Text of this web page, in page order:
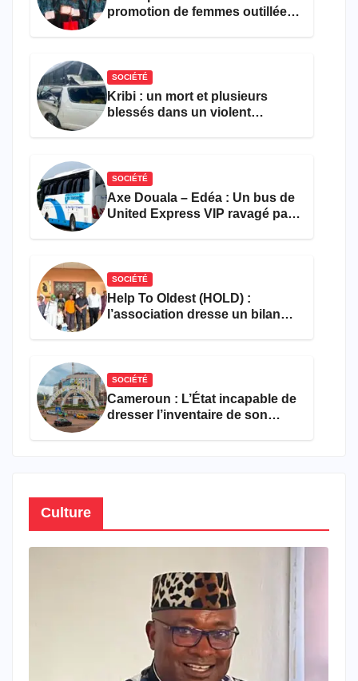
promotion de femmes outillées
SOCIÉTÉ
Kribi : un mort et plusieurs
blessés dans un violent
SOCIÉTÉ
Axe Douala – Edéa : Un bus de
United Express VIP ravagé par
SOCIÉTÉ
Help To Oldest (HOLD) :
l’association dresse un bilan
SOCIÉTÉ
Cameroun : L’État incapable de
dresser l’inventaire de son
Culture